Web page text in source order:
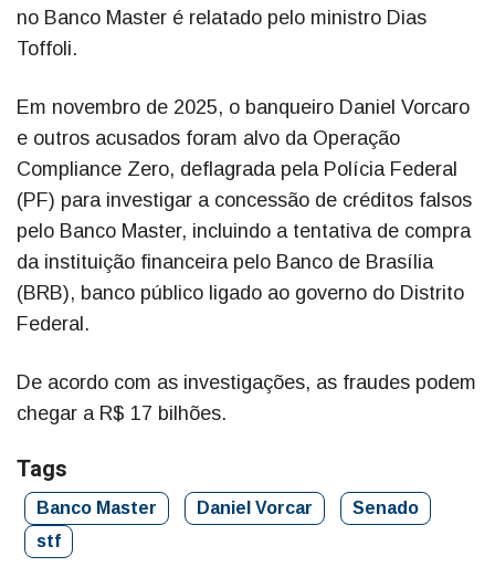
no Banco Master é relatado pelo ministro Dias
Toffoli.
Em novembro de 2025, o banqueiro Daniel Vorcaro
e outros acusados foram alvo da Operação
Compliance Zero, deflagrada pela Polícia Federal
(PF) para investigar a concessão de créditos falsos
pelo Banco Master, incluindo a tentativa de compra
da instituição financeira pelo Banco de Brasília
(BRB), banco público ligado ao governo do Distrito
Federal.
De acordo com as investigações, as fraudes podem
chegar a R$ 17 bilhões.
Tags
Banco Master Daniel Vorcar
Senado
stf